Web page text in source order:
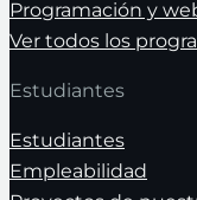
Programación y
Ver todos los
Estudiantes
Estudiantes
Empleabilidad